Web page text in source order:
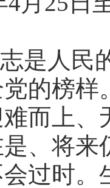
是人民
的榜样
而上、
、将来
过时。